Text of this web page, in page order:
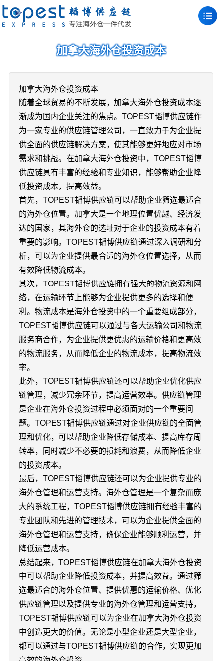
加拿大海外仓投资成本
加拿大海外仓投资成本
随着全球贸易的不断发展，加拿大海外仓投资成本逐
渐成为国内企业关注的焦点。TOPEST韬博供应链作
为一家专业的供应链管理公司，一直致力于为企业提
供全面的供应链解决方案，使其能够更好地应对市场
需求和挑战。在加拿大海外仓投资中，TOPEST韬博
供应链具有丰富的经验和专业知识，能够帮助企业降
低投资成本，提高效益。
首先，TOPEST韬博供应链可以帮助企业筛选最适合
的海外仓位置。加拿大是一个地理位置优越、经济发
达的国家，其海外仓的选址对于企业的投资成本有着
重要的影响。TOPEST韬博供应链通过深入调研和分
析，可以为企业提供最合适的海外仓位置选择，从而
有效降低物流成本。
其次，TOPEST韬博供应链拥有强大的物流资源和网
络，在运输环节上能够为企业提供更多的选择和便
利。物流成本是海外仓投资中的一个重要组成部分，
TOPEST韬博供应链可以通过与各大运输公司和物流
服务商合作，为企业提供更优惠的运输价格和更高效
的物流服务，从而降低企业的物流成本，提高物流效
率。
此外，TOPEST韬博供应链还可以帮助企业优化供应
链管理，减少冗余环节，提高运营效率。供应链管理
是企业在海外仓投资过程中必须面对的一个重要问
题。TOPEST韬博供应链通过对企业供应链的全面管
理和优化，可以帮助企业降低存储成本、提高库存周
转率，同时减少不必要的损耗和浪费，从而降低企业
的投资成本。
最后，TOPEST韬博供应链还可以为企业提供专业的
海外仓管理和运营支持。海外仓管理是一个复杂而庞
大的系统工程，TOPEST韬博供应链拥有经验丰富的
专业团队和先进的管理技术，可以为企业提供全面的
海外仓管理和运营支持，确保企业能够顺利运营，并
降低运营成本。
总结起来，TOPEST韬博供应链在加拿大海外仓投资
中可以帮助企业降低投资成本，并提高效益。通过筛
选最适合的海外仓位置、提供优惠的运输价格、优化
供应链管理以及提供专业的海外仓管理和运营支持，
TOPEST韬博供应链可以为企业在加拿大海外仓投资
中创造更大的价值。无论是小型企业还是大型企业，
都可以通过与TOPEST韬博供应链的合作，实现更加